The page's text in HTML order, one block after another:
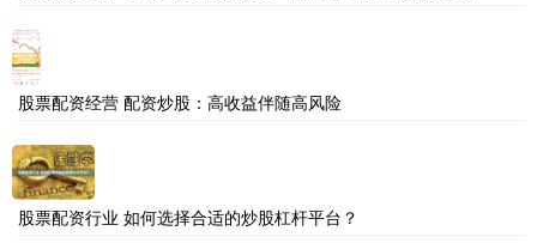
股票配资经营 配资炒股：高收益伴随高风险
股票配资行业 如何选择合适的炒股杠杆平台？